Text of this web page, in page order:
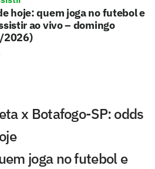
hoje: quem joga no futebol e
ao vivo – domingo
x Botafogo-SP: odds
joga no futebol e